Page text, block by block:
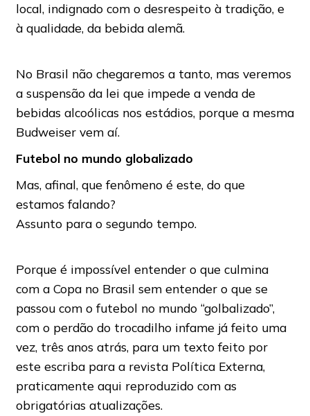
local, indignado com o desrespeito à tradição, e
à qualidade, da bebida alemã.
No Brasil não chegaremos a tanto, mas veremos
a suspensão da lei que impede a venda de
bebidas alcoólicas nos estádios, porque a mesma
Budweiser vem aí.
Futebol no mundo globalizado
Mas, afinal, que fenômeno é este, do que
estamos falando?
Assunto para o segundo tempo.
Porque é impossível entender o que culmina
com a Copa no Brasil sem entender o que se
passou com o futebol no mundo “golbalizado”,
com o perdão do trocadilho infame já feito uma
vez, três anos atrás, para um texto feito por
este escriba para a revista Política Externa,
praticamente aqui reproduzido com as
obrigatórias atualizações.